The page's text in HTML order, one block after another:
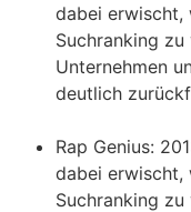
dabei erwischt,
Suchranking
Unternehmen
deutlich
Rap Genius:
dabei erwischt,
Suchranking